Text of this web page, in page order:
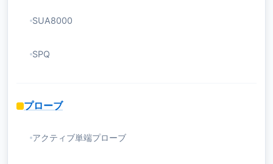
SUA8000
SPQ
プローブ
アクティブ単端プローブ